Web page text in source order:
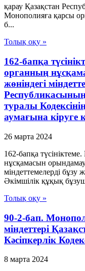
қарау Қазақстан
Монополияға қарсы
б...
Толық оқу »
162-бапқа
органның
жөніндегі
туралы
аумағына кіруге
26 марта 2024
162-бапқа
нұсқамасын
міндеттемелерді бұзу
Әкімшілік құқық
Толық оқу »
90-2-бап.
міндеттері
Кәсіпкерлік
8 марта 2024